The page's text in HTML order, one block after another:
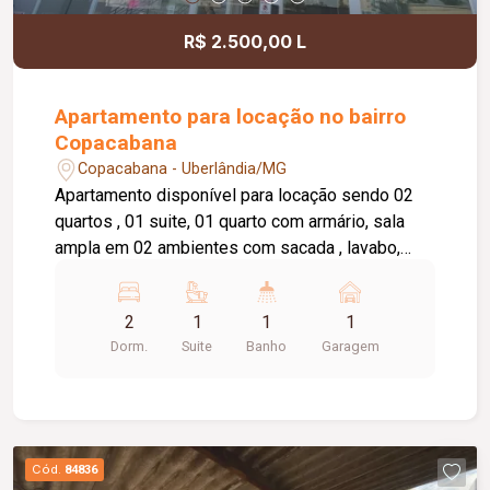
R$ 2.500,00 L
Apartamento para locação no bairro
Copacabana
Copacabana - Uberlândia/MG
Apartamento disponível para locação sendo 02
quartos , 01 suite, 01 quarto com armário, sala
ampla em 02 ambientes com sacada , lavabo,
social com box e armário, elevador privativo, 01
vaga de garagem, portaria 24 horas,
brinquedoteca, salão de festas.
2
Dorm.
1
Suite
1
Banho
1
Garagem
Cód. 84836